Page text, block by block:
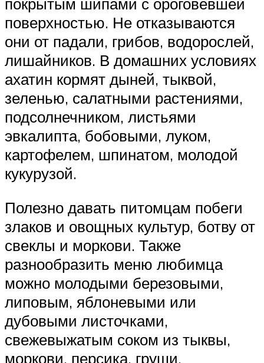
поверхностью. Не отказываются
они от падали, грибов, водорослей,
лишайников. В домашних условиях
ахатин кормят дыней, тыквой,
зеленью, салатными растениями,
подсолнечником, листьями
эвкалипта, бобовыми, луком,
картофелем, шпинатом, молодой
кукурузой.
Полезно давать питомцам побеги
злаков и овощных культур, ботву от
свеклы и моркови. Также
разнообразить меню любимца
можно молодыми березовыми,
липовым, яблоневыми или
дубовыми листочками,
свежевыжатым соком из тыквы,
моркови, персика, груши.